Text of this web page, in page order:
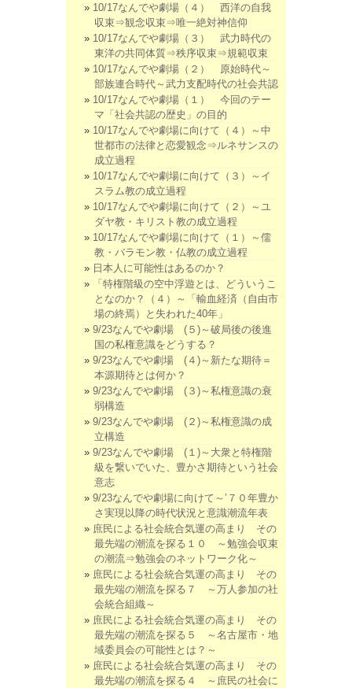
10/17なんでや劇場（４） 西洋の自我
収束⇒観念収束⇒唯一絶対神信仰
10/17なんでや劇場（３） 武力時代の
東洋の共同体質⇒秩序収束⇒規範収束
10/17なんでや劇場（２） 原始時代～
部族連合時代～武力支配時代の社会共認
10/17なんでや劇場（１） 今回のテー
マ「社会共認の歴史」の目的
10/17なんでや劇場に向けて（４）～中
世都市の法律と恋愛観念⇒ルネサンスの
成立過程
10/17なんでや劇場に向けて（３）～イ
スラム教の成立過程
10/17なんでや劇場に向けて（２）～ユ
ダヤ教・キリスト教の成立過程
10/17なんでや劇場に向けて（１）～儒
教・バラモン教・仏教の成立過程
日本人に可能性はあるのか？
「特権階級の空中浮遊とは、どういうこ
となのか？（４）～「輸血経済（自由市
場の終焉）と失われた40年」
9/23なんでや劇場 (５)～破局後の後進
国の私権意識をどうする？
9/23なんでや劇場 (４)～新たな期待＝
本源期待とは何か？
9/23なんでや劇場 (３)～私権意識の衰
弱構造
9/23なんでや劇場 (２)～私権意識の成
立構造
9/23なんでや劇場 (１)～大衆と特権階
級を繋いでいた、豊かさ期待という社会
意志
9/23なんでや劇場に向けて～’７０年豊か
さ実現以降の時代状況と意識潮流年表
庶民による社会統合気運の高まり その
最先端の潮流を探る１０ ～勉強会収束
の潮流⇒勉強会のネットワーク化～
庶民による社会統合気運の高まり その
最先端の潮流を探る７ ～万人参加の社
会統合組織～
庶民による社会統合気運の高まり その
最先端の潮流を探る５ ～名古屋市・地
域委員会の可能性とは？～
庶民による社会統合気運の高まり その
最先端の潮流を探る４ ～庶民の社会に